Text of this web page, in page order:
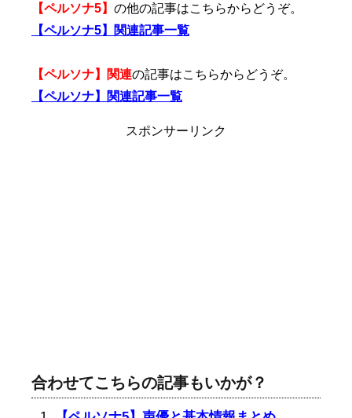
【ペルソナ5】 の他の記事はこちらからどうぞ。
【ペルソナ5】関連記事一覧
【ペルソナ】関連の記事はこちらからどうぞ。
【ペルソナ】関連記事一覧
スポンサーリンク
合わせてこちらの記事もいかが？